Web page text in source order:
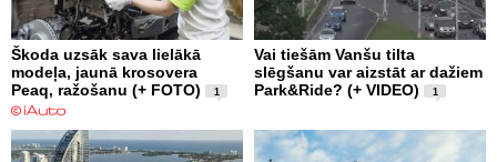
Škoda uzsāk sava lielākā
modeļa, jaunā krosovera
Peaq, ražošanu (+ FOTO)
1
Vai tiešām Vanšu tilta
slēgšanu var aizstāt ar dažiem
Park&Ride? (+ VIDEO)
1